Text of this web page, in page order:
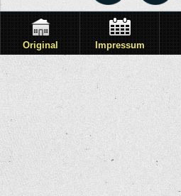
Original Impressum